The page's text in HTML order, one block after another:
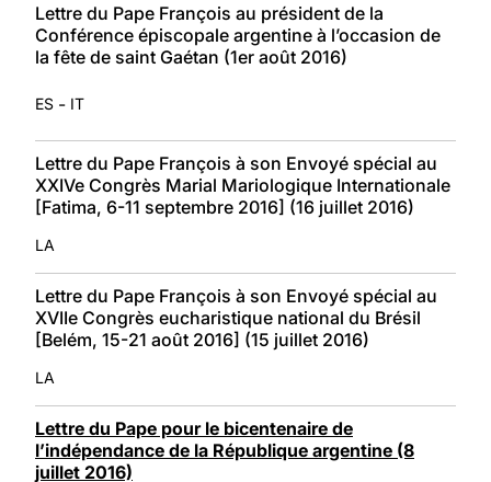
Lettre du Pape François au président de la
Conférence épiscopale argentine à l’occasion de
la fête de saint Gaétan (1er août 2016)
ES - IT
Lettre du Pape François à son Envoyé spécial au
XXIVe Congrès Marial Mariologique Internationale
[Fatima, 6-11 septembre 2016] (16 juillet 2016)
LA
Lettre du Pape François à son Envoyé spécial au
XVIIe Congrès eucharistique national du Brésil
[Belém, 15-21 août 2016] (15 juillet 2016)
LA
Lettre du Pape pour le bicentenaire de
l’indépendance de la République argentine (8
juillet 2016)